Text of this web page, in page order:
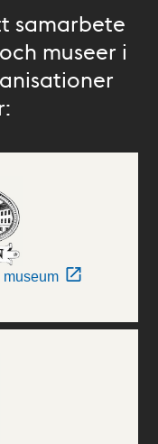
samarbete
museer i
museum